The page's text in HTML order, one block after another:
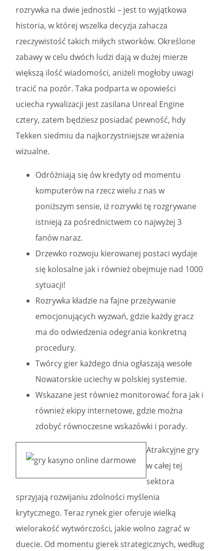
rozrywka na dwie jednostki – jest to wyjątkowa
historia, w której wszelka decyzja zahacza
rzeczywistość takich miłych stworków. Określone
zabawy w celu dwóch ludzi dają w dużej mierze
większą ilość wiadomości, aniżeli mogłoby uwagi
tracić na pozór. Taka podparta w opowieści
uciecha rywalizacji jest zasilana Unreal Engine
cztery, zatem będziesz posiadać pewność, hdy
Tekken siedmiu da najkorzystniejsze wrażenia
wizualne.
Odróżniają się ów kredyty od momentu
komputerów na rzecz wielu z nas w
poniższym sensie, iż rozrywki tę rozgrywane
istnieją za pośrednictwem co najwyżej 3
fanów naraz.
Drzewko rozwoju kierowanej postaci wydaje
się kolosalne jak i również obejmuje nad 1000
sytuacji!
Rozrywka kładzie na fajne przeżywanie
emocjonujących wyzwań, gdzie każdy gracz
ma do odwiedzenia odegrania konkretną
procedury.
Twórcy gier każdego dnia ogłaszają wesołe
Nowatorskie uciechy w polskiej systemie.
Wskazane jest również monitorować fora jak i
również ekipy internetowe, gdzie można
zdobyć równoczesne wskazówki i porady.
Atrakcyjne gry
w całej tej
sektora
sprzyjają rozwijaniu zdolności myślenia
krytycznego. Teraz rynek gier oferuje wielką
wielorakość wytwórczości, jakie wolno zagrać w
duecie. Od momentu gierek strategicznych, według